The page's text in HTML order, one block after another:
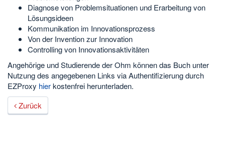
Diagnose von Problemsituationen und Erarbeitung von
Lösungsideen
Kommunikation im Innovationsprozess
Von der Invention zur Innovation
Controlling von Innovationsaktivitäten
Angehörige und Studierende der Ohm können das Buch unter
Nutzung des angegebenen Links via Authentifizierung durch
EZProxy hierkostenfrei herunterladen.
Zurück